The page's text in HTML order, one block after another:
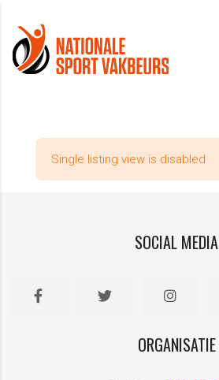
Single listing view is disabled
SOCIAL MEDIA
ORGANISATIE